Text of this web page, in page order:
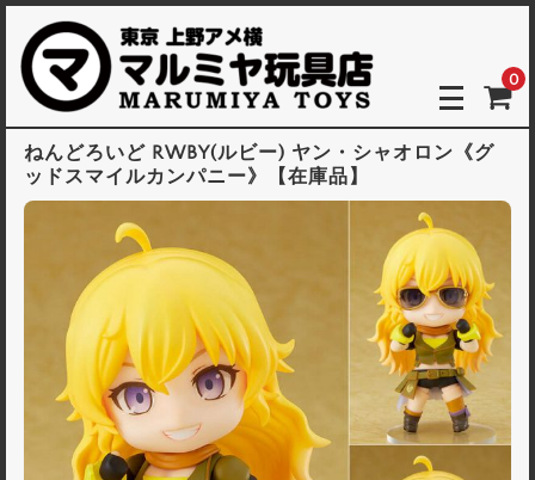
0
ねんどろいど RWBY(ルビー) ヤン・シャオロン《グ
ッドスマイルカンパニー》【在庫品】